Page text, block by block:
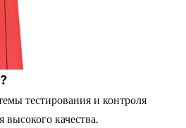
тестирования и контроля
высокого качества.